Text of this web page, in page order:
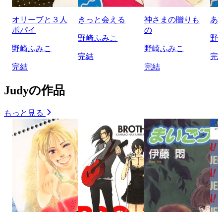
オリーブと３人
ポパイ
野崎ふみこ
完結
きっと会える
野崎ふみこ
完結
神さまの贈りも
の
野崎ふみこ
完結
あ
野
完
Judyの作品
もっと見る